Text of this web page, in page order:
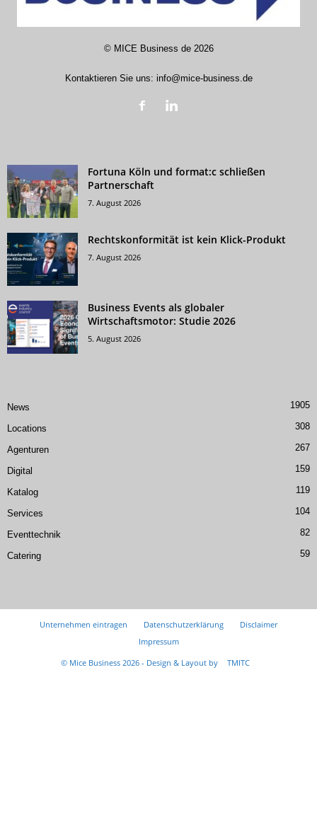
© MICE Business de2026
Kontaktieren Sie uns: info@mice-business.de
Fortuna Köln und format:c schließen
Partnerschaft
7. August 2026
Rechtskonformität ist kein Klick-Produkt
7. August 2026
Business Events als globaler
Wirtschaftsmotor: Studie 2026
5. August 2026
News 1905
Locations 308
Agenturen 267
Digital 159
Katalog 119
Services 104
Eventtechnik 82
Catering 59
Unternehmen eintragen Datenschutzerklärung
Disclaimer
Impressum
© Mice Business 2026 - Design & Layout by
TMITC